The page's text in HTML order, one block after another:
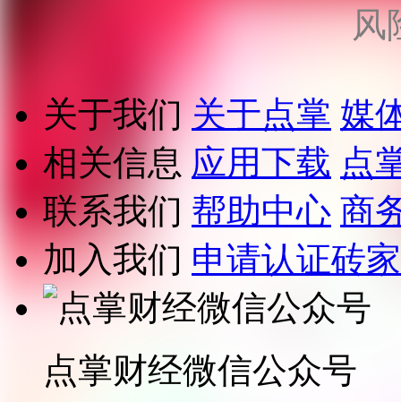
风
关于我们 关于点掌 媒
相关信息 应用下载 点
联系我们 帮助中心 商
加入我们 申请认证砖家
点掌财经微信公众号